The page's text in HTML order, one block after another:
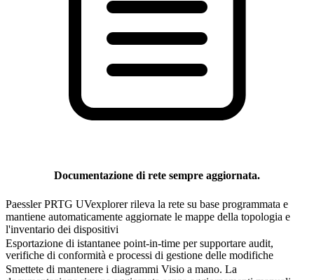
Documentazione di rete sempre aggiornata.
Paessler PRTG UVexplorer rileva la rete su base programmata e
mantiene automaticamente aggiornate le mappe della topologia e
l'inventario dei dispositivi
Esportazione di istantanee point-in-time per supportare audit,
verifiche di conformità e processi di gestione delle modifiche
Smettete di mantenere i diagrammi Visio a mano. La